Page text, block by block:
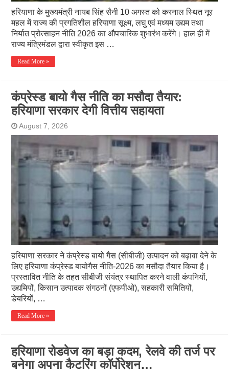
हरियाणा के मुख्यमंत्री नायब सिंह सैनी 10 अगस्त को करनाल स्थित नूर
महल में राज्य की प्रगतिशील हरियाणा सूक्ष्म, लघु एवं मध्यम उद्यम तथा
निर्यात प्रोत्साहन नीति 2026 का औपचारिक शुभारंभ करेंगे। हाल ही में
राज्य मंत्रिमंडल द्वारा स्वीकृत इस …
Read More »
कंप्रेस्ड बायो गैस नीति का मसौदा तैयार:
हरियाणा सरकार देगी वित्तीय सहायता
August 7, 2026
हरियाणा सरकार ने कंप्रेस्ड बायो गैस (सीबीजी) उत्पादन को बढ़ावा देने के
लिए हरियाणा कंप्रेस्ड बायोगैस नीति-2026 का मसौदा तैयार किया है।
प्रस्तावित नीति के तहत सीबीजी संयंत्र स्थापित करने वाली कंपनियों,
उद्यमियों, किसान उत्पादक संगठनों (एफपीओ), सहकारी समितियों,
डेयरियों, …
Read More »
हरियाणा रोडवेज का बड़ा कदम, रेलवे की तर्ज पर
बनेगा अपना कैटरिंग कॉर्पोरेशन…